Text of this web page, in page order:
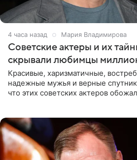
4 часа назад Мария Владимирова
Советские актеры и их
скрывали любимцы
Красивые, харизматичные,
надежные мужья и верные
что этих советских актеров